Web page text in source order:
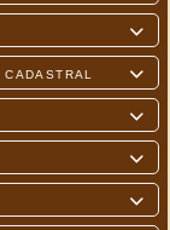




